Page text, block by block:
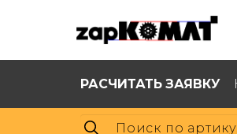
РАСЧИТАТЬ ЗАЯВКУ